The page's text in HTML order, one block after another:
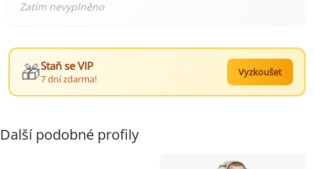
🎁Staň se VIP
7 dní zdarma!
Vyzkoušet
Další podobné profily